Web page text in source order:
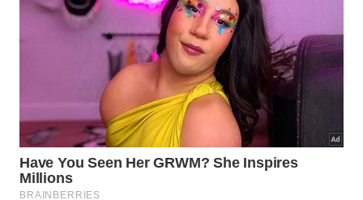
merece atenção pela composição nutricional. A
polpa oferece água, carboidratos naturais e
pequenas quantidades de vitaminas e minerais. Já a
casca concentra antocianinas, pigmentos
antioxidantes responsáveis pela cor roxa intensa,
além de fibras e compostos fenólicos.
Os principais benefícios nutricionais aparecem
quando a fruta é consumida com equilíbrio e,
quando possível, com parte da casca: